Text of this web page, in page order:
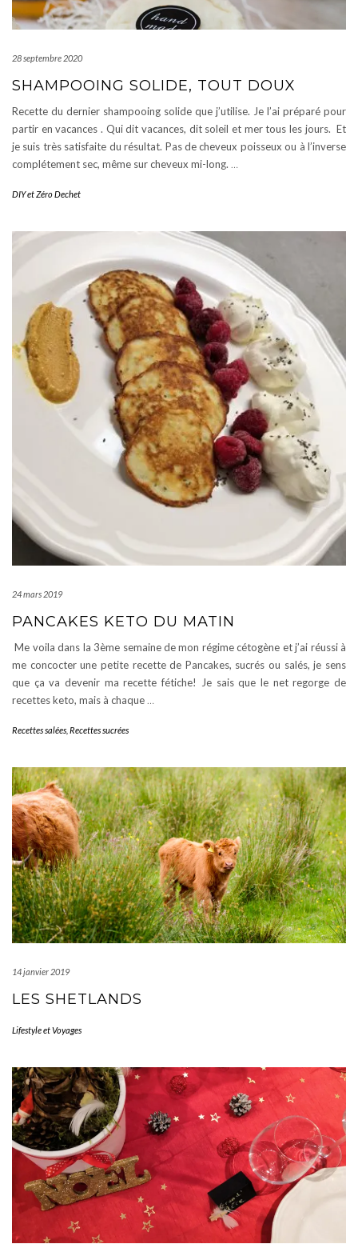
28 septembre 2020
SHAMPOOING SOLIDE, TOUT DOUX
Recette du dernier shampooing solide que j’utilise. Je l’ai préparé pour
partir en vacances . Qui dit vacances, dit soleil et mer tous les jours. Et
je suis très satisfaite du résultat. Pas de cheveux poisseux ou à l’inverse
complétement sec, même sur cheveux mi-long. …
DIY et Zéro Dechet
24 mars 2019
PANCAKES KETO DU MATIN
Me voila dans la 3ème semaine de mon régime cétogène et j’ai réussi à
me concocter une petite recette de Pancakes, sucrés ou salés, je sens
que ça va devenir ma recette fétiche! Je sais que le net regorge de
recettes keto, mais à chaque …
Recettes salées Recettes sucrées
14 janvier 2019
LES SHETLANDS
Lifestyle et Voyages